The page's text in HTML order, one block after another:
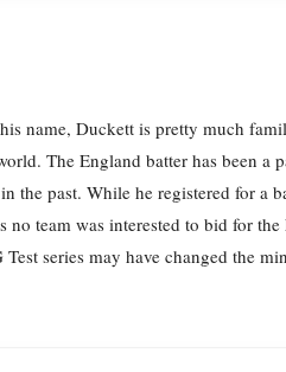
name, Duckett is pretty much
The England batter has been
the past. While he registered for a
no team was interested to bid for
series may have changed the